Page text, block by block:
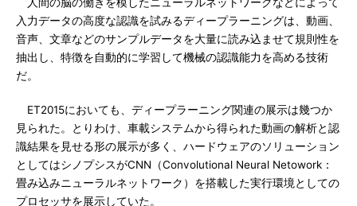
入力データの高度な認識を試みるディープラーニングは、動画、
音声、文章などのサンプルデータを大量に読み込ませて規則性を
抽出し、特徴を自動的に学習して機械の認識能力を高める技術
だ。
ET2015においても、ディープラーニング関連の展示は幾つか
見られた。とりわけ、車載システムから得られた動画の解析と認
識結果を見せる形の展示が多く、ハードウェアのソリューション
としてはシノプシスがCNN（Convolutional Neural Netowork：
畳み込みニューラルネットワーク）を搭載した実行環境としての
プロセッサを展示していた。